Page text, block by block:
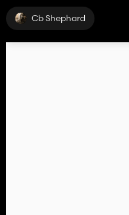
Cb Shephard